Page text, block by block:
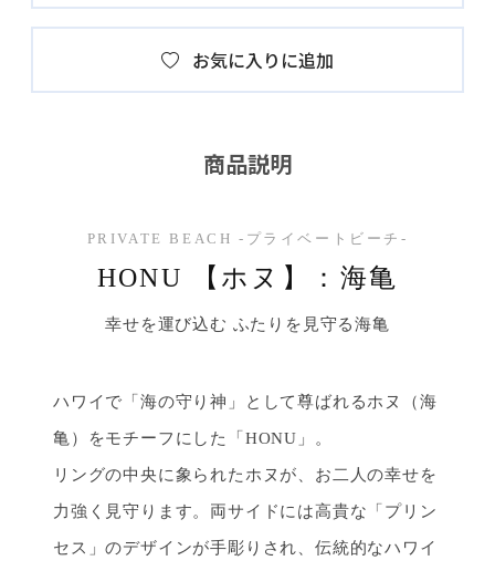
お気に入りに追加
商品説明
PRIVATE BEACH -プライベートビーチ-
HONU 【ホヌ】：海亀
幸せを運び込む ふたりを見守る海亀
ハワイで「海の守り神」として尊ばれるホヌ（海
亀）をモチーフにした「HONU」。
リングの中央に象られたホヌが、お二人の幸せを
力強く見守ります。両サイドには高貴な「プリン
セス」のデザインが手彫りされ、伝統的なハワイ